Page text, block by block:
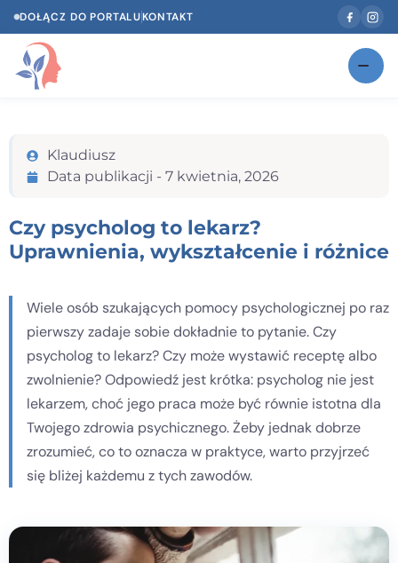
DOŁĄCZ DO PORTALUKONTAKT
GabinetyNOWOŚĆ
Według specjalizacji
Psycholog w Twoim języku
Testy psychologiczne
Dawka wiedzy
Dla specjalistów
Kontakt
Dołącz do portalu
Klaudiusz
Data publikacji - 7 kwietnia, 2026
Czy psycholog to lekarz?
Uprawnienia, wykształcenie i różnice
Wiele osób szukających pomocy psychologicznej po raz
pierwszy zadaje sobie dokładnie to pytanie. Czy
psycholog to lekarz? Czy może wystawić receptę albo
zwolnienie? Odpowiedź jest krótka: psycholog nie jest
lekarzem, choć jego praca może być równie istotna dla
Twojego zdrowia psychicznego. Żeby jednak dobrze
zrozumieć, co to oznacza w praktyce, warto przyjrzeć
się bliżej każdemu z tych zawodów.